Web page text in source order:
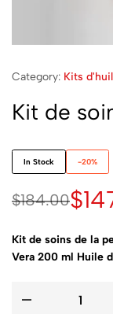
Category: Kits
Kit de
In Stock -20%
$184.00$
Kit de soins de la
Vera 200 ml Huile